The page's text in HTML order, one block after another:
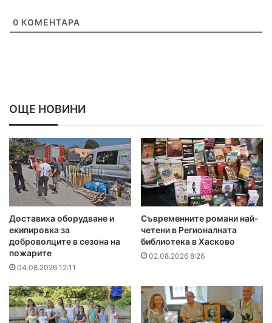
0 КОМЕНТАРА
ОЩЕ НОВИНИ
Доставиха оборудване и
екипировка за
доброволците в сезона на
пожарите
04.08.2026 12:11
Съвременните романи най-
четени в Регионалната
библиотека в Хасково
02.08.2026 8:26